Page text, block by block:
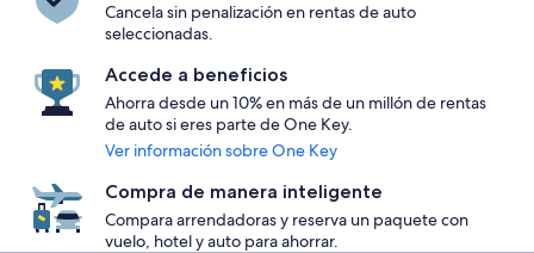
Cancela sin penalización en rentas de auto
seleccionadas.
Accede a beneficios
Ahorra desde un 10% en más de un millón de rentas
de auto si eres parte de One Key.
Ver información sobre One Key
Compra de manera inteligente
Compara arrendadoras y reserva un paquete con
vuelo, hotel y auto para ahorrar.